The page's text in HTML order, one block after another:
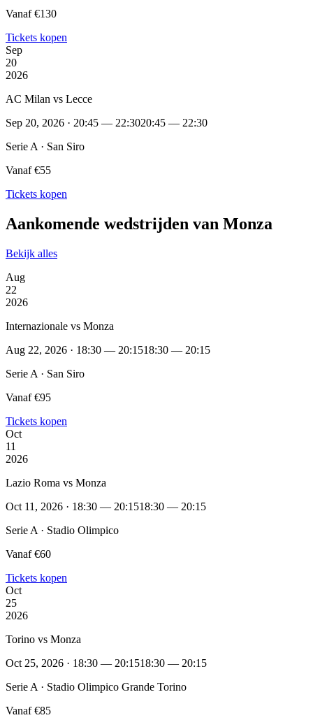
Vanaf €130
Tickets kopen
Sep
20
2026
AC Milan vs Lecce
Sep 20, 2026 · 20:45 — 22:3020:45 — 22:30
Serie A · San Siro
Vanaf €55
Tickets kopen
Aankomende wedstrijden van Monza
Bekijk alles
Aug
22
2026
Internazionale vs Monza
Aug 22, 2026 · 18:30 — 20:1518:30 — 20:15
Serie A · San Siro
Vanaf €95
Tickets kopen
Oct
11
2026
Lazio Roma vs Monza
Oct 11, 2026 · 18:30 — 20:1518:30 — 20:15
Serie A · Stadio Olimpico
Vanaf €60
Tickets kopen
Oct
25
2026
Torino vs Monza
Oct 25, 2026 · 18:30 — 20:1518:30 — 20:15
Serie A · Stadio Olimpico Grande Torino
Vanaf €85